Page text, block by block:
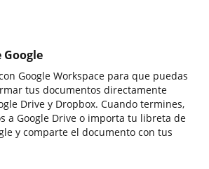
Google Workspace para que puedas
tus documentos directamente
Drive y Dropbox. Cuando termines,
a Google Drive o importa tu libreta de
y comparte el documento con tus